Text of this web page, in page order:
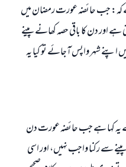
كہ: جب حائضہ عورت رمضان ميں
اور دن كا باقى حصہ كھانے پينے
شہر واپس آجائے تو كيا يہ
يہ كہا ہے جب حائضہ عورت دن
سے ركنا واجب نہيں، اور اسى